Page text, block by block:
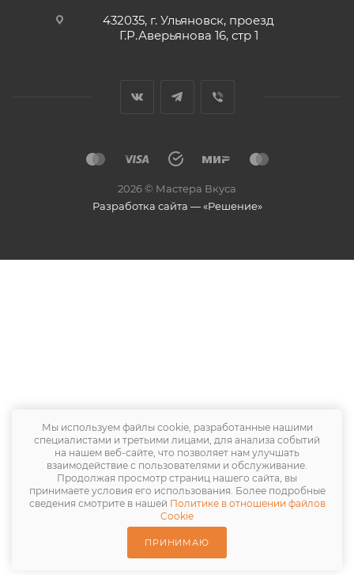
432035, г. Ульяновск, проезд
Г.Р.Аверьянова 16, стр 1
2026 © Мастера Вкуса
Разработка сайта — «Решение»
Мы используем файлы cookie, разработанные нашими
специалистами и третьими лицами, для анализа событий
на нашем веб-сайте, что позволяет нам улучшать
взаимодействие с пользователями и обслуживание.
Продолжая просмотр страниц нашего сайта, вы
принимаете условия его использования. Более подробные
сведения смотрите в нашей Политике в отношении файлов
Cookie
ПРИНИМАЮ